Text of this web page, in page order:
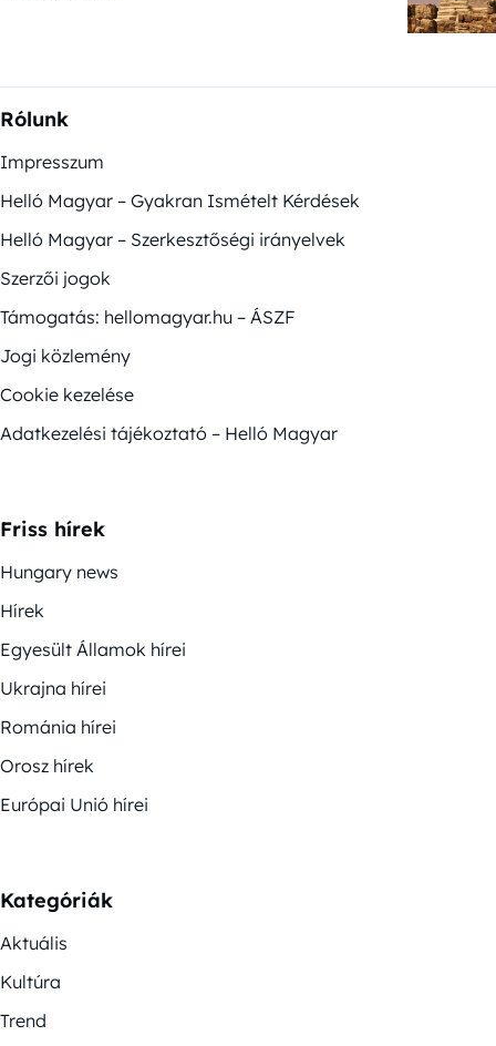
Rólunk
Impresszum
Helló Magyar – Gyakran Ismételt Kérdések
Helló Magyar – Szerkesztőségi irányelvek
Szerzői jogok
Támogatás: hellomagyar.hu – ÁSZF
Jogi közlemény
Cookie kezelése
Adatkezelési tájékoztató – Helló Magyar
Friss hírek
Hungary news
Hírek
Egyesült Államok hírei
Ukrajna hírei
Románia hírei
Orosz hírek
Európai Unió hírei
Kategóriák
Aktuális
Kultúra
Trend